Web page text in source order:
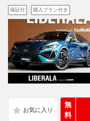
保証付 購入プラン付き
無
料